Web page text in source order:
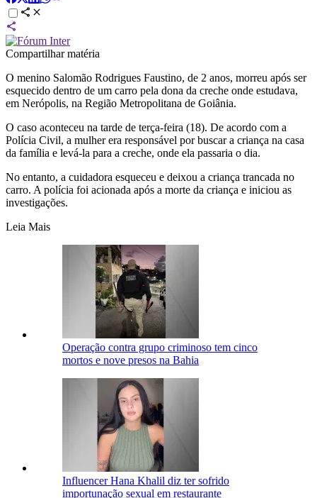
Compartilhar matéria
O menino Salomão Rodrigues Faustino, de 2 anos, morreu após ser
esquecido dentro de um carro pela dona da creche onde estudava,
em Nerópolis, na Região Metropolitana de Goiânia.
O caso aconteceu na tarde de terça-feira (18). De acordo com a
Polícia Civil, a mulher era responsável por buscar a criança na casa
da família e levá-la para a creche, onde ela passaria o dia.
No entanto, a cuidadora esqueceu e deixou a criança trancada no
carro. A polícia foi acionada após a morte da criança e iniciou as
investigações.
Leia Mais
Operação contra grupo criminoso tem cinco
mortos e nove presos na Bahia
Influencer Hana Khalil diz ter sofrido
importunação sexual em restaurante